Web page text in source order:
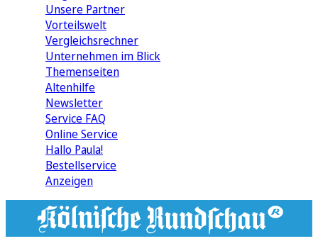
Unsere Partner
Vorteilswelt
Vergleichsrechner
Unternehmen im Blick
Themenseiten
Altenhilfe
Newsletter
Service FAQ
Online Service
Hallo Paula!
Bestellservice
Anzeigen